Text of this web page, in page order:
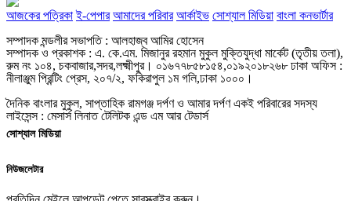
আজকের পত্রিকা ই-পেপার আমাদের পরিবার আর্কাইভ সোশ্যাল মিডিয়া বাংলা কনভার্টার
সম্পাদক মন্ডলীর সভাপতি : আলহাজ্ব আমির হোসেন
সম্পাদক ও প্রকাশক : এ. কে.এম. মিজানুর রহমান মুকুল মুক্তিযুদ্ধা মার্কেট (তৃতীয় তলা),
রুম নং ১০৪, চকবাজার,সদর,লক্ষ্মীপুর। ০১৬৭৭৮৫৮১৫৪,০১৯২০১৮২৬৮ ঢাকা অফিস :
নীলাঞ্জুম প্রিন্টিং প্রেস, ২০৭/২, ফকিরাপুল ১ম গলি,ঢাকা ১০০০।
দৈনিক বাংলার মুকুল, সাপ্তাহিক রামগঞ্জ দর্পণ ও আমার দর্পণ একই পরিবারের সদস্য
লাইসেন্স : মেসার্স লিনাত টেলিটক এন্ড এম আর টেডার্স
সোশ্যাল মিডিয়া
নিউজলেটার